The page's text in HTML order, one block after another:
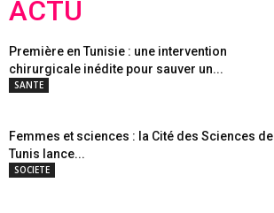
ACTU
Première en Tunisie : une intervention
chirurgicale inédite pour sauver un...
SANTE
Femmes et sciences : la Cité des Sciences de
Tunis lance...
SOCIETE